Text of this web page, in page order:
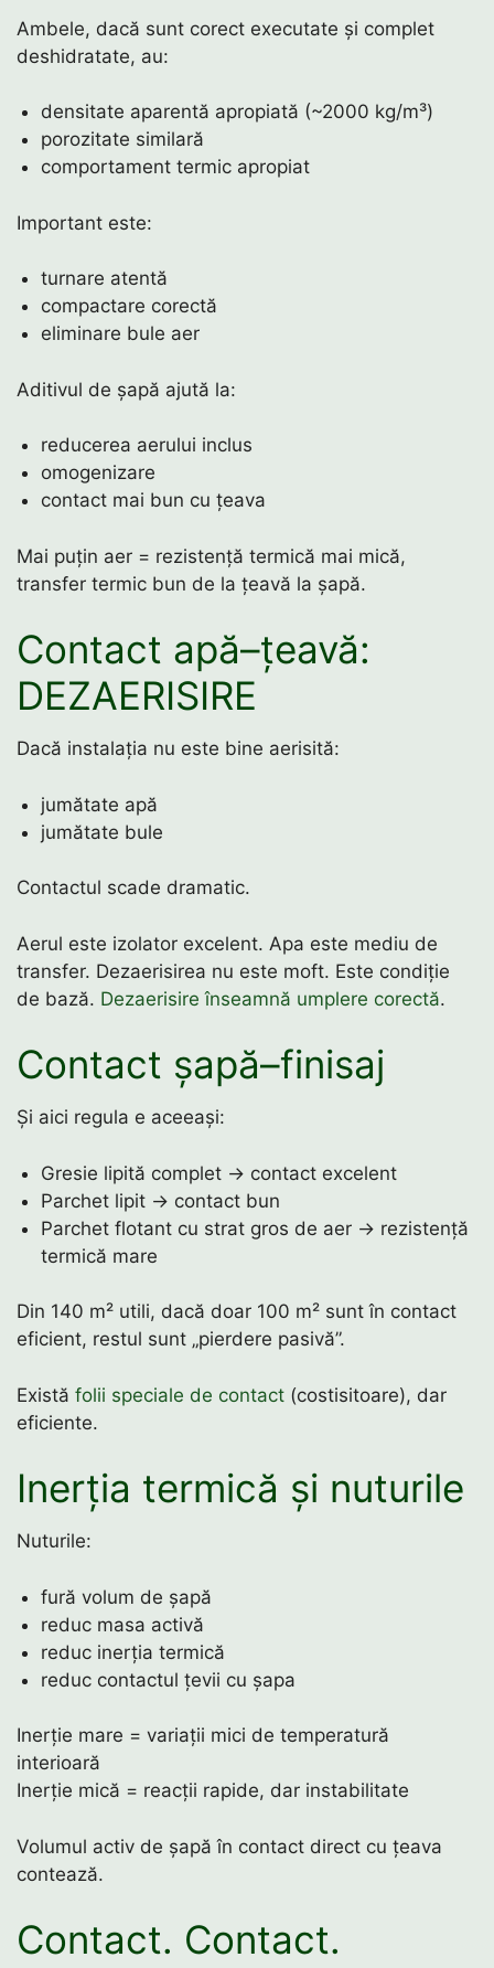
Ambele, dacă sunt corect executate și complet
deshidratate, au:
densitate aparentă apropiată (~2000 kg/m³)
porozitate similară
comportament termic apropiat
Important este:
turnare atentă
compactare corectă
eliminare bule aer
Aditivul de șapă ajută la:
reducerea aerului inclus
omogenizare
contact mai bun cu țeava
Mai puțin aer = rezistență termică mai mică,
transfer termic bun de la țeavă la șapă.
Contact apă–țeavă:
DEZAERISIRE
Dacă instalația nu este bine aerisită:
jumătate apă
jumătate bule
Contactul scade dramatic.
Aerul este izolator excelent. Apa este mediu de
transfer. Dezaerisirea nu este moft. Este condiție
de bază. Dezaerisire înseamnă umplere corectă.
Contact șapă–finisaj
Și aici regula e aceeași:
Gresie lipită complet → contact excelent
Parchet lipit → contact bun
Parchet flotant cu strat gros de aer → rezistență
termică mare
Din 140 m² utili, dacă doar 100 m² sunt în contact
eficient, restul sunt „pierdere pasivă”.
Există folii speciale de contact (costisitoare), dar
eficiente.
Inerția termică și nuturile
Nuturile:
fură volum de șapă
reduc masa activă
reduc inerția termică
reduc contactul țevii cu șapa
Inerție mare = variații mici de temperatură
interioară
Inerție mică = reacții rapide, dar instabilitate
Volumul activ de șapă în contact direct cu țeava
contează.
Contact. Contact.